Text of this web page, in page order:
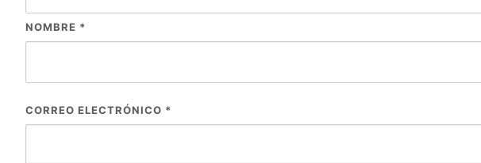
NOMBRE *
CORREO ELECTRÓNICO *